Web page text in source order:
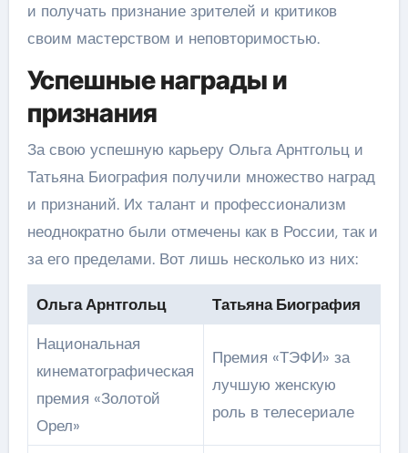
и получать признание зрителей и критиков
своим мастерством и неповторимостью.
Успешные награды и
признания
За свою успешную карьеру Ольга Арнтгольц и
Татьяна Биография получили множество наград
и признаний. Их талант и профессионализм
неоднократно были отмечены как в России, так и
за его пределами. Вот лишь несколько из них:
Ольга Арнтгольц
Татьяна Биография
Национальная
кинематографическая
премия «Золотой
Орел»
Премия «ТЭФИ» за
лучшую женскую
роль в телесериале